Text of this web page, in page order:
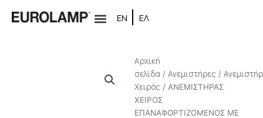
στο
ΕΝ ΕΛ
Αρχική
σελίδα /Ανεμιστήρες /
Χειρός / ΑΝΕΜΙΣΤΗΡΑΣ
ΧΕΙΡΟΣ
ΕΠΑΝΑΦΟΡΤΙΖΟΜΕΝΟΣ ΜΕ